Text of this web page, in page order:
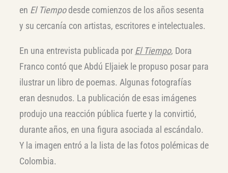
en El Tiempodesde comienzos de los años sesenta
y su cercanía con artistas, escritores e intelectuales.
En una entrevista publicada por El Tiempo, Dora
Franco contó que Abdú Eljaiek le propuso posar para
ilustrar un libro de poemas. Algunas fotografías
eran desnudos. La publicación de esas imágenes
produjo una reacción pública fuerte y la convirtió,
durante años, en una figura asociada al escándalo.
Y la imagen entró a la lista de las fotos polémicas de
Colombia.